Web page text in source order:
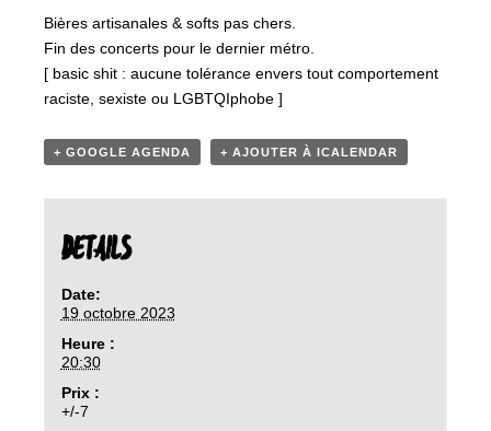
Bières artisanales & softs pas chers.
Fin des concerts pour le dernier métro.
[ basic shit : aucune tolérance envers tout comportement
raciste, sexiste ou LGBTQIphobe ]
+ GOOGLE AGENDA + AJOUTER À ICALENDAR
DETAILS
Date:
19 octobre 2023
Heure :
20:30
Prix :
+/-7